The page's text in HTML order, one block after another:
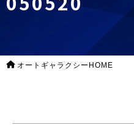
オートギャラクシーHOME